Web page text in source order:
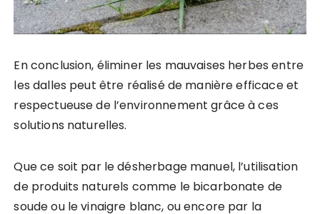
En conclusion, éliminer les mauvaises herbes entre
les dalles peut être réalisé de manière efficace et
respectueuse de l’environnement grâce à ces
solutions naturelles.
Que ce soit par le désherbage manuel, l’utilisation
de produits naturels comme le bicarbonate de
soude ou le vinaigre blanc, ou encore par la